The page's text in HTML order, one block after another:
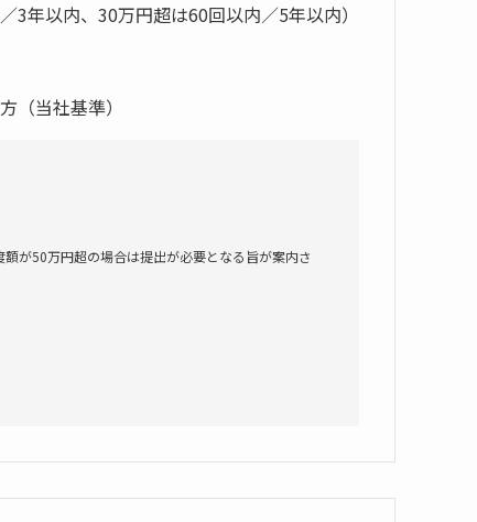
3年以内、30万円超は60回以内／5年以内）
（当社基準）
が50万円超の場合は提出が必要となる旨が案内さ